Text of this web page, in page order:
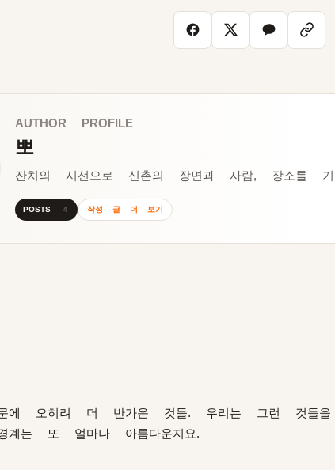
AUTHOR PROFILE
뽀
잔치의 시선으로 신촌의 장면과 사람, 장소를 기
POSTS 4 작성 글 더 보기
에 오히려 더 반가운 것들. 우리는 그런 것들
계는 또 얼마나 아름다운지요.